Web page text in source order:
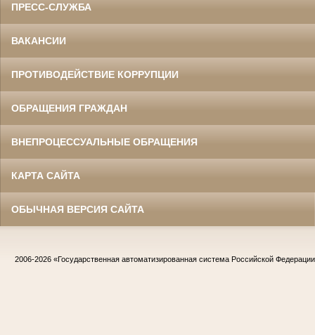
ПРЕСС-СЛУЖБА
ВАКАНСИИ
ПРОТИВОДЕЙСТВИЕ КОРРУПЦИИ
ОБРАЩЕНИЯ ГРАЖДАН
ВНЕПРОЦЕССУАЛЬНЫЕ ОБРАЩЕНИЯ
КАРТА САЙТА
ОБЫЧНАЯ ВЕРСИЯ САЙТА
2006-2026 «Государственная автоматизированная система Российской